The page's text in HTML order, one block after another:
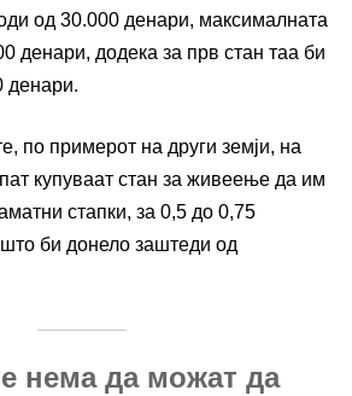
од 30.000 денари, максималната
денари, додека за прв стан таа би
денари.
по примерот на други земји, на
купуваат стан за живеење да им
стапки, за 0,5 до 0,75
би донело заштеди од
нема да можат да